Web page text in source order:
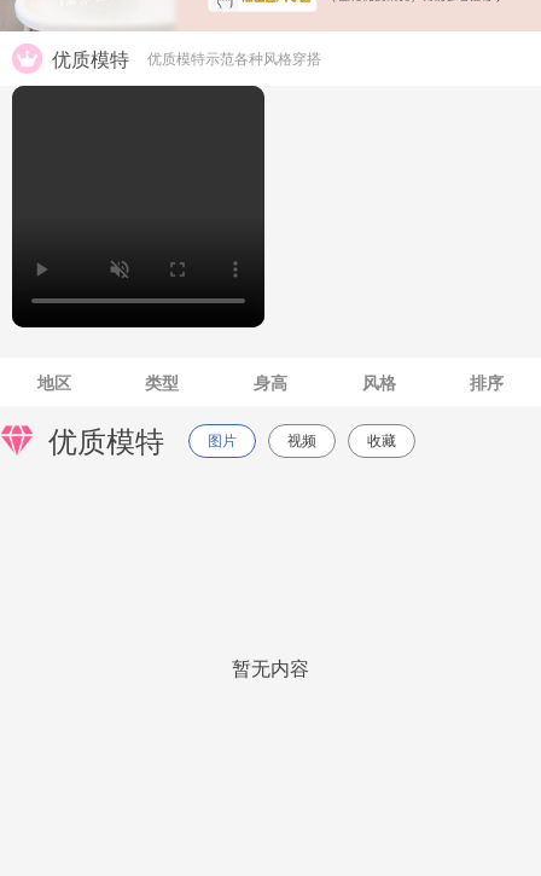
优质模特 优质模特示范各种风格穿搭
地区 类型 身高 风格 排序
优质模特 图片 视频 收藏
暂无内容